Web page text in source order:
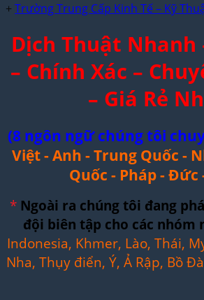
+ Trường Trung Cấp Kinh Tế – Kỹ
Dịch Thuật Nhanh
– Chính Xác –
– Giá Rẻ
(8 ngôn ngữ chúng tôi
Việt - Anh - Trung Quốc -
Quốc - Pháp - Đức
* Ngoài ra chúng tôi đang
đội biên tập cho các nhóm
Indonesia, Khmer, Lào, Thái,
Nha, Thụy điển, Ý, Ả Rập, Bồ